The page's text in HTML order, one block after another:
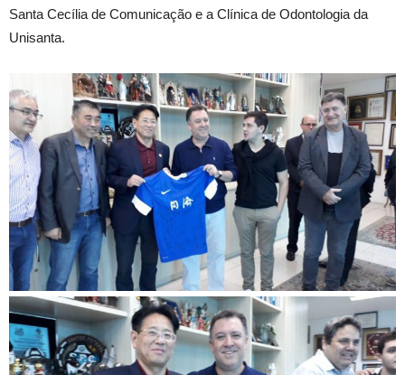
Santa Cecília de Comunicação e a Clínica de Odontologia da
Unisanta.